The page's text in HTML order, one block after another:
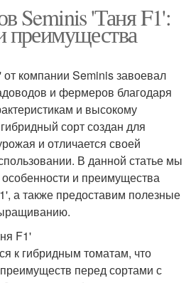
Seminis 'Таня F1':
преимущества
компании Seminis завоевал
и фермеров благодаря
и высокому
сорт создан для
и отличается своей
В данной статье мы
и преимущества
а также предоставим полезные
F1'
к гибридным томатам, что
перед сортами с